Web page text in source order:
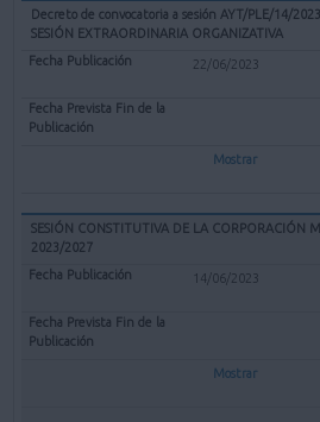
Decreto de convocatoria a sesión AYT/PLE/14/
SESIÓN EXTRAORDINARIA ORGANIZATIVA
22/06/2023
Mostrar
SESIÓN CONSTITUTIVA DE LA CORPORACIÓN
2023/2027
14/06/2023
Mostrar